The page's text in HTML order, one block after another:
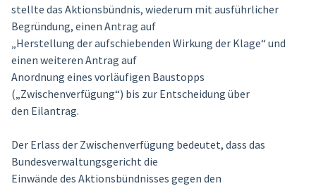
stellte das Aktionsbündnis, wiederum mit ausführlicher
Begründung, einen Antrag auf
„Herstellung der aufschiebenden Wirkung der Klage“ und
einen weiteren Antrag auf
Anordnung eines vorläufigen Baustopps
(„Zwischenverfügung“) bis zur Entscheidung über
den Eilantrag.
Der Erlass der Zwischenverfügung bedeutet, dass das
Bundesverwaltungsgericht die
Einwände des Aktionsbündnisses gegen den